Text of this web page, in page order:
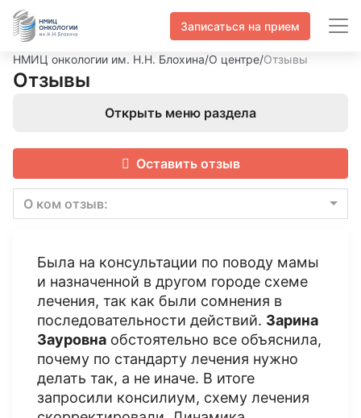
Записаться на прием
НМИЦ онкологии им. Н.Н. Блохина/О центре/Отзывы
Отзывы
Открыть меню раздела
Оставить отзыв
О ком отзыв:
Была на консультации по поводу мамы
и назначенной в другом городе схеме
лечения, так как были сомнения в
последовательности действий. Зарина
Зауровна обстоятельно все объяснила,
почему по стандарту лечения нужно
делать так, а не иначе. В итоге
запросили консилиум, схему лечения